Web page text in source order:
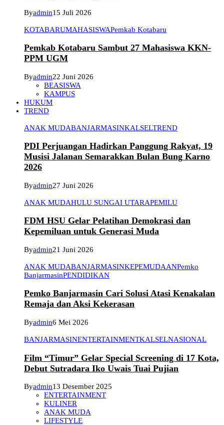
Byadmin15 Juli 2026
KOTABARUMAHASISWAPemkab Kotabaru
Pemkab Kotabaru Sambut 27 Mahasiswa KKN-
PPM UGM
Byadmin22 Juni 2026
BEASISWA
KAMPUS
HUKUM
TREND
ANAK MUDABANJARMASINKALSELTREND
PDI Perjuangan Hadirkan Panggung Rakyat, 19
Musisi Jalanan Semarakkan Bulan Bung Karno
2026
Byadmin27 Juni 2026
ANAK MUDAHULU SUNGAI UTARAPEMILU
FDM HSU Gelar Pelatihan Demokrasi dan
Kepemiluan untuk Generasi Muda
Byadmin21 Juni 2026
ANAK MUDABANJARMASINKEPEMUDAANPemko
BanjarmasinPENDIDIKAN
Pemko Banjarmasin Cari Solusi Atasi Kenakalan
Remaja dan Aksi Kekerasan
Byadmin6 Mei 2026
BANJARMASINENTERTAINMENTKALSELNASIONAL
Film “Timur” Gelar Special Screening di 17 Kota,
Debut Sutradara Iko Uwais Tuai Pujian
Byadmin13 Desember 2025
ENTERTAINMENT
KULINER
ANAK MUDA
LIFESTYLE